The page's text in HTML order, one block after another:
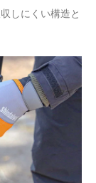
しにくい構造と